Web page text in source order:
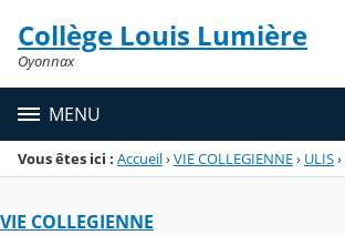
Menu de la rubrique
Contenu
Collège Louis Lumière
Oyonnax
MENU
Vous êtes ici : Accueil›VIE COLLEGIENNE› ULIS›
VIE COLLEGIENNE